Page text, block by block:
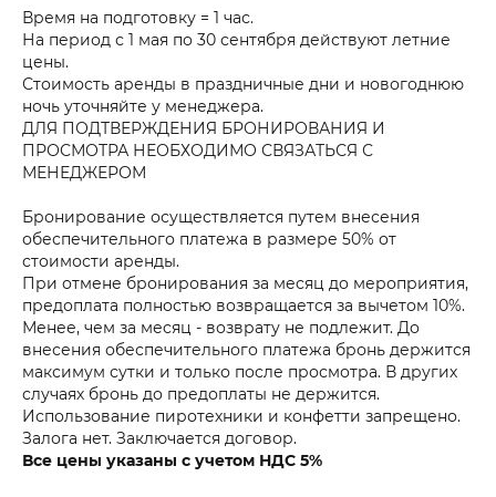
Время на подготовку = 1 час.
На период с 1 мая по 30 сентября действуют летние
цены.
Стоимость аренды в праздничные дни и новогоднюю
ночь уточняйте у менеджера.
ДЛЯ ПОДТВЕРЖДЕНИЯ БРОНИРОВАНИЯ И
ПРОСМОТРА НЕОБХОДИМО СВЯЗАТЬСЯ С
МЕНЕДЖЕРОМ
Бронирование осуществляется путем внесения
обеспечительного платежа в размере 50% от
стоимости аренды.
При отмене бронирования за месяц до мероприятия,
предоплата полностью возвращается за вычетом 10%.
Менее, чем за месяц - возврату не подлежит. До
внесения обеспечительного платежа бронь держится
максимум сутки и только после просмотра. В других
случаях бронь до предоплаты не держится.
Использование пиротехники и конфетти запрещено.
Залога нет. Заключается договор.
Все цены указаны с учетом НДС 5%